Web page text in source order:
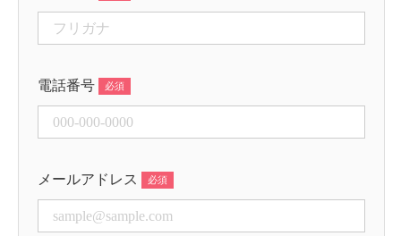
電話番号
メールアドレス